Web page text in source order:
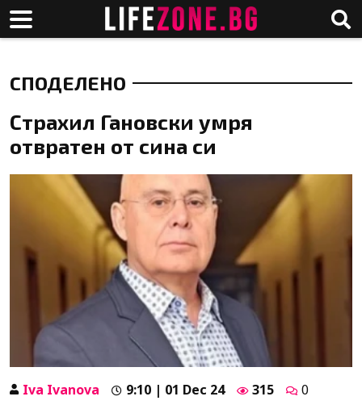
СПОДЕЛЕНО
Страхил Гановски умря
отвратен от сина си
Iva Ivanova 9:10 | 01 Dec 24 315 0